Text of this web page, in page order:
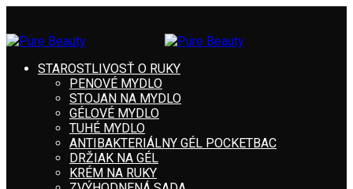
STAROSTLIVOSŤ O RUKY
PENOVÉ MYDLO
STOJAN NA MYDLO
GÉLOVÉ MYDLO
TUHÉ MYDLO
ANTIBAKTERIÁLNY GÉL POCKETBAC
DRŽIAK NA GÉL
KRÉM NA RUKY